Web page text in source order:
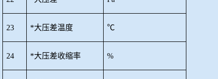
23 *大压差温度 ℃
24 *大压差收缩率 %